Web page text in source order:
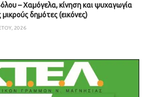
– Χαμόγελα, κίνηση και ψυχαγωγία
μικρούς δημότες (εικόνες)
2026